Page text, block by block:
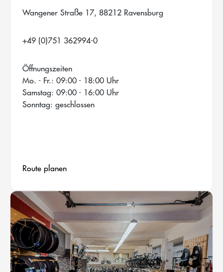
Wangener Straße 17, 88212 Ravensburg
+49 (0)751 362994-0
Öffnungszeiten
Mo. - Fr.: 09:00 - 18:00 Uhr
Samstag: 09:00 - 16:00 Uhr
Sonntag: geschlossen
Route planen